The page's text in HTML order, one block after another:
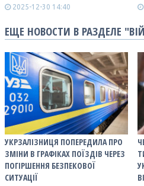
2025-12-30 14:40
ЕЩЕ НОВОСТИ В РАЗДЕЛЕ
УКРЗАЛІЗНИЦЯ ПОПЕРЕДИЛА ПРО
ЗМІНИ В ГРАФІКАХ ПОЇЗДІВ ЧЕРЕЗ
ПОГІРШЕННЯ БЕЗПЕКОВОЇ
СИТУАЦІЇ